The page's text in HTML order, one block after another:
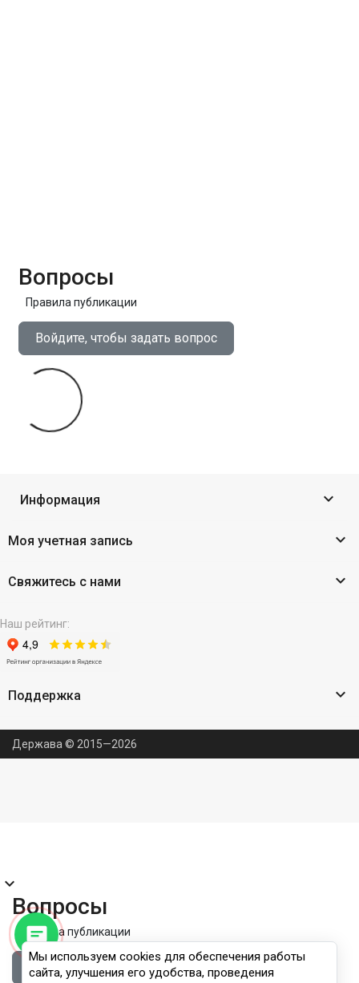
Вопросы
Правила публикации
Войдите, чтобы задать вопрос
Информация 
Моя учетная запись 
Свяжитесь с нами 
Наш рейтинг:
Поддержка 
Держава © 2015—2026
Мы используем cookies для обеспечения работы
сайта, улучшения его удобства, проведения
expand_more
Вопросы
Правила публикации
Войдите, чтобы задать вопрос